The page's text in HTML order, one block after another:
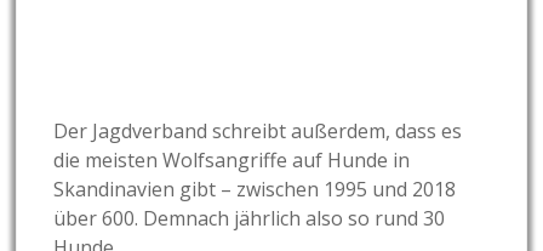
Der Jagdverband schreibt außerdem, dass es
die meisten Wolfsangriffe auf Hunde in
Skandinavien gibt – zwischen 1995 und 2018
über 600. Demnach jährlich also so rund 30